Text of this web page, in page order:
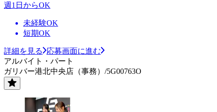
週1日からOK
未経験OK
短期OK
詳細を見る
応募画面に進む
アルバイト・パート
ガリバー港北中央店（事務）/5G00763O